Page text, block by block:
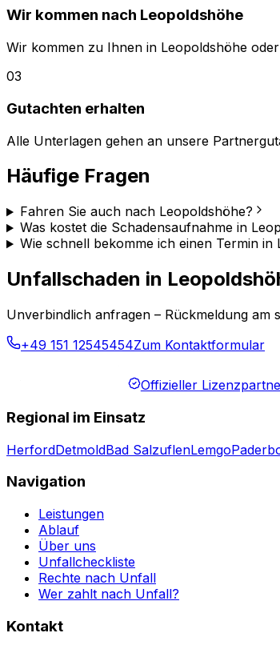
Wir kommen nach Leopoldshöhe
Wir kommen zu Ihnen in Leopoldshöhe
03
Gutachten erhalten
Alle Unterlagen gehen an unsere
Häufige Fragen
Fahren Sie auch nach Leopoldshöhe?
Was kostet die Schadensaufnahme in
Wie schnell bekomme ich einen Termin in
Unfallschaden in
Unverbindlich anfragen – Rückmeldung am
+49 151 12545454Zum Kontaktformular
Offizieller
Regional im Einsatz
HerfordDetmoldBad SalzuflenLemgo
Navigation
Leistungen
Ablauf
Über uns
Unfallcheckliste
Rechte nach Unfall
Wer zahlt nach Unfall?
Kontakt